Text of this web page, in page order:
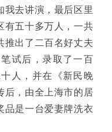
我去讲演，最后区里
有五十多万人，一共
推出了二百名好丈夫
试后，录取了一百
人，并在《新民晚
后，由全上海市的居
品是一台爱妻牌洗衣